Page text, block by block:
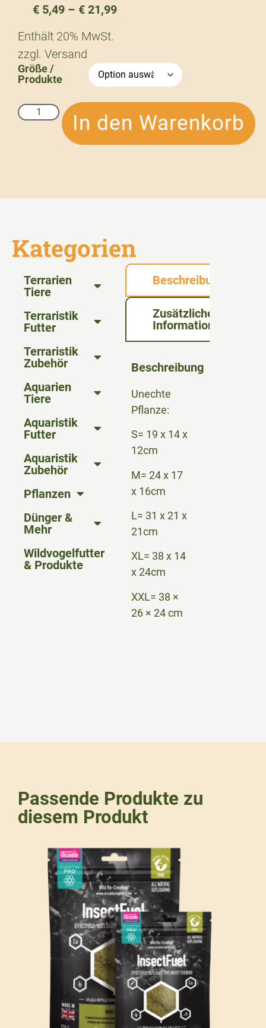
€ 5,49 – € 21,99
Enthält 20% MwSt.
zzgl. Versand
Größe /
Produkte
In den Warenkorb
Kategorien
Terrarien
Tiere
Terraristik
Futter
Terraristik
Zubehör
Aquarien
Tiere
Aquaristik
Futter
Aquaristik
Zubehör
Pflanzen
Dünger &
Mehr
Wildvogelfutter
& Produkte
Beschreibung
Zusätzliche
Informationen
Beschreibung
Unechte
Pflanze:
S= 19 x 14 x
12cm
M= 24 x 17
x 16cm
L= 31 x 21 x
21cm
XL= 38 x 14
x 24cm
XXL= 38 ×
26 × 24 cm
Passende Produkte zu
diesem Produkt